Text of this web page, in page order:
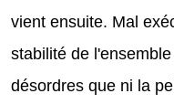
vient ensuite. Mal
stabilité de
désordres que ni la